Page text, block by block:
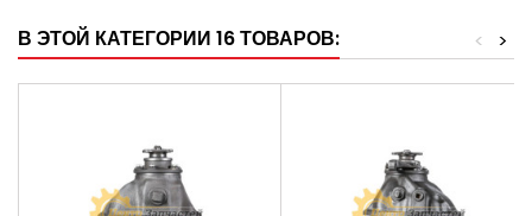
В ЭТОЙ КАТЕГОРИИ 16 ТОВАРОВ: >
<